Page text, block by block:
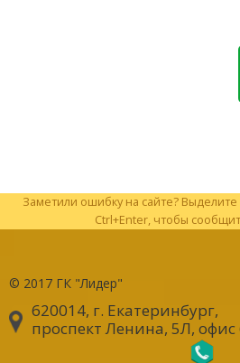
Заметили ошибку на сайте?
Ctrl+Enter, чтобы
© 2017 ГК "Лидер"
620014, г. Екатеринбург,
проспект Ленина, 5Л, офис